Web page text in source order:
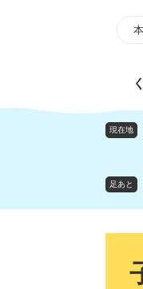
頭
飛
現在地
足あと